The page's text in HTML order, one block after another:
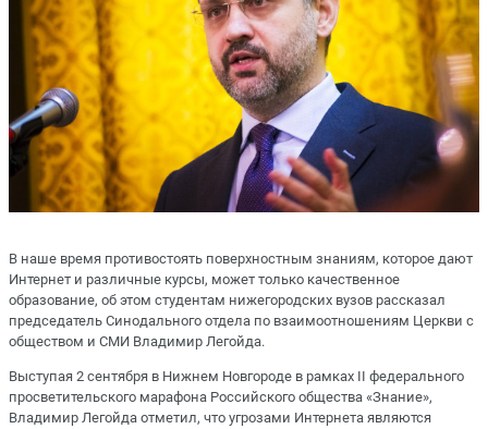
В наше время противостоять поверхностным знаниям, которое дают
Интернет и различные курсы, может только качественное
образование, об этом студентам нижегородских вузов рассказал
председатель Синодального отдела по взаимоотношениям Церкви с
обществом и СМИ Владимир Легойда.
Выступая 2 сентября в Нижнем Новгороде в рамках II федерального
просветительского марафона Российского общества «Знание»,
Владимир Легойда отметил, что угрозами Интернета являются